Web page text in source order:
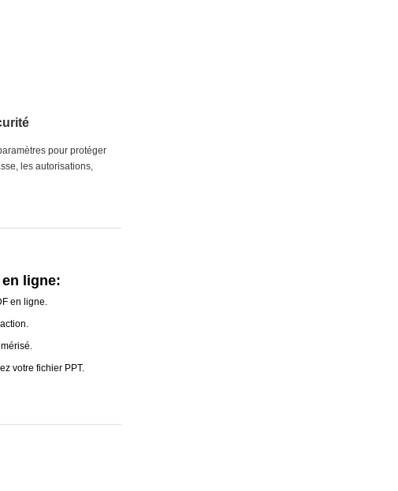
pour protéger
les autorisations,
ligne:
en ligne.
votre fichier PPT.